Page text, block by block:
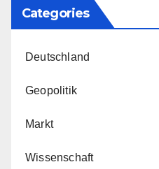
Categories
Deutschland
Geopolitik
Markt
Wissenschaft